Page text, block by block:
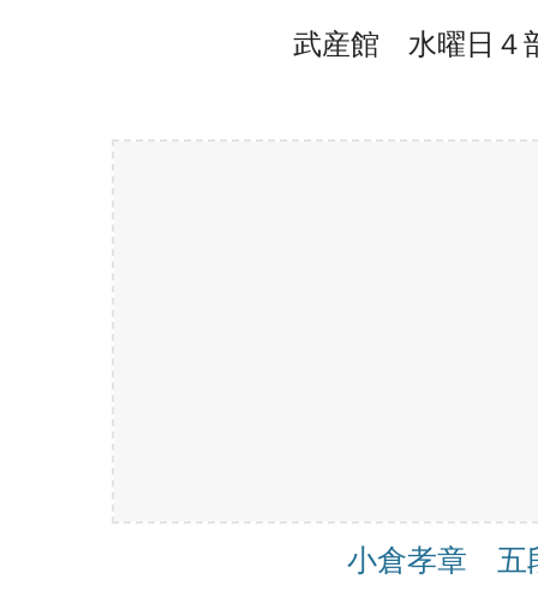
武産館 水曜日４
小倉孝章 五